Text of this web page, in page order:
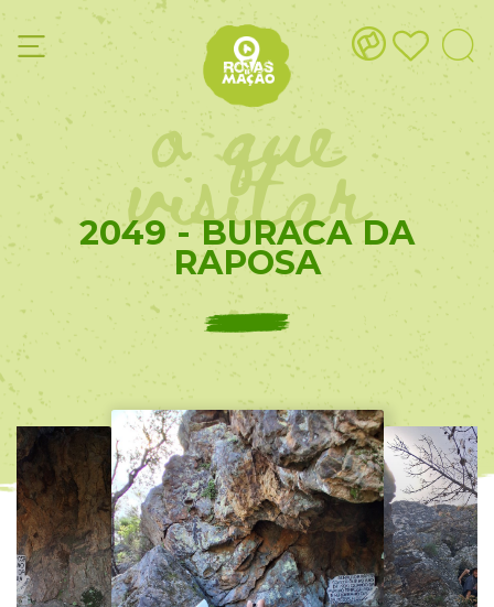
o que
visitar
2049 - BURACA DA
RAPOSA